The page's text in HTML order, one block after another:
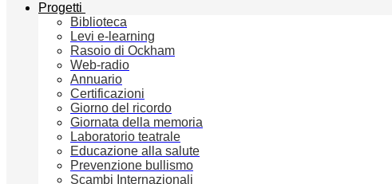
Progetti
Biblioteca
Levi e-learning
Rasoio di Ockham
Web-radio
Annuario
Certificazioni
Giorno del ricordo
Giornata della memoria
Laboratorio teatrale
Educazione alla salute
Prevenzione bullismo
Scambi Internazionali